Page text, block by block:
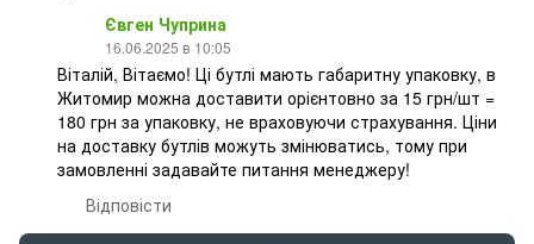
Євген Чуприна
16.06.2025 в 10:05
Віталій, Вітаємо! Ці бутлі мають габаритну упаковку, в
Житомир можна доставити орієнтовно за 15 грн/шт =
180 грн за упаковку, не враховуючи страхування. Ціни
на доставку бутлів можуть змінюватись, тому при
замовленні задавайте питання менеджеру!
Відповісти